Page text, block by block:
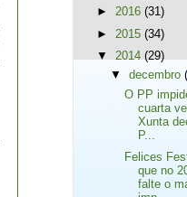
► 2016 (31)
► 2015 (34)
▼ 2014 (29)
▼decembro
O PP
cuarta
Xunta
P...
Felices
que no
falte o